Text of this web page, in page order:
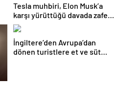
Tesla muhbiri, Elon Musk’a
karşı yürüttüğü davada zafer
kazandı
İngiltere’den Avrupa’dan
dönen turistlere et ve süt